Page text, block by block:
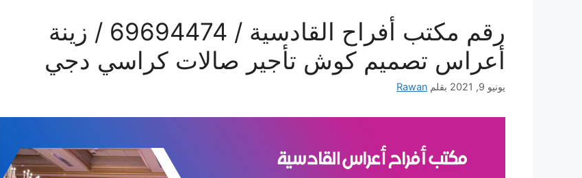
رقم مكتب أفراح القادسية / 69694474 / زينة
أعراس تصميم كوش تأجير صالات كراسي دجي
يونيو 9, 2021 بقلم Rawan